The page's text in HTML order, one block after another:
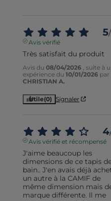
5/
Avis vérifié
Très satisfait du produit
Avis du 08/04/2026
, suite à
expérience du 10/01/2026 par
CHRISTIAN A.
Utile(0) Signaler
4
Avis vérifié et récompensé
J'aime beaucoup les
dimensions de ce tapis
bain.. J'en avais déjà
un autre à la CAMIF de
même dimension mais
marque différente. Il me